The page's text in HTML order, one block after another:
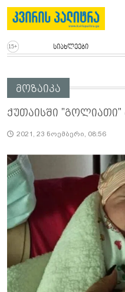
სიახლეები
მოზაიკა
ქუთაისში "გოლიათი"
2021, 23 ნოემბერი, 08:56